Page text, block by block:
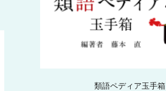
類語ペディア玉手箱